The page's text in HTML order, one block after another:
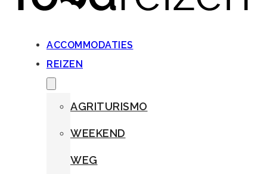
ACCOMMODATIES
REIZEN
AGRITURISMO
WEEKEND
WEG